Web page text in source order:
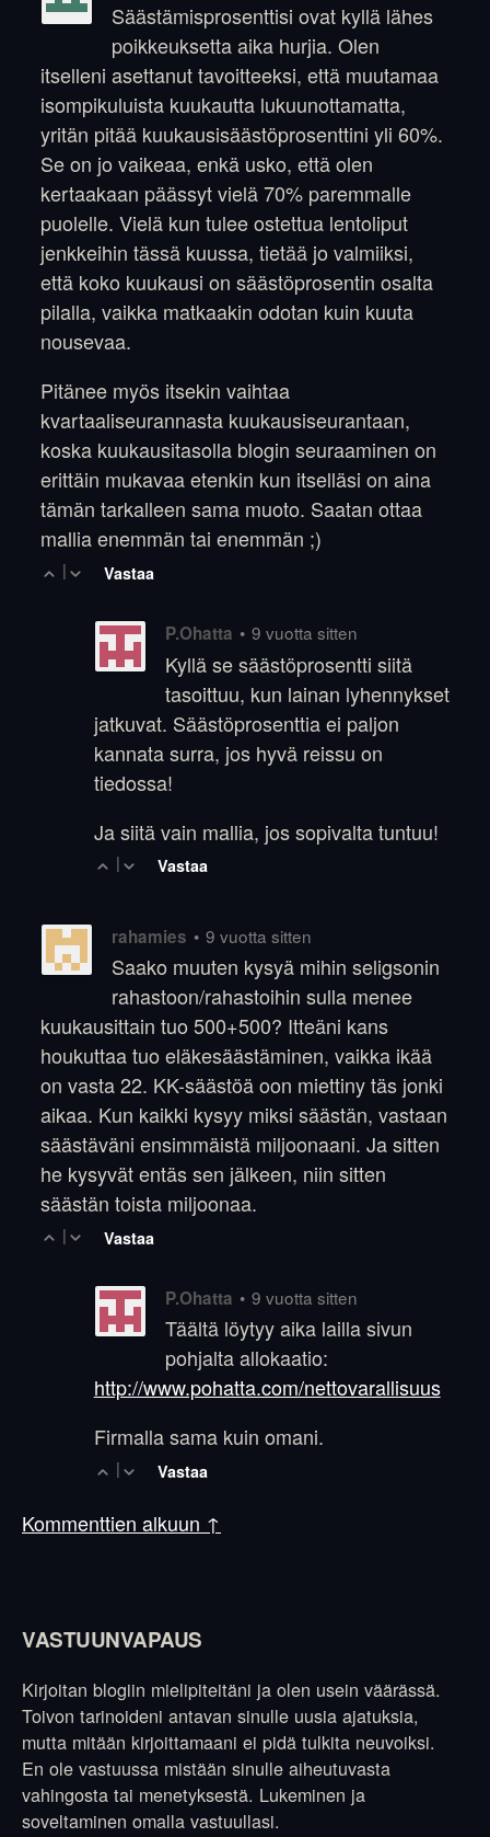
Säästämisprosenttisi ovat kyllä lähes
poikkeuksetta aika hurjia. Olen
itselleni asettanut tavoitteeksi, että muutamaa
isompikuluista kuukautta lukuunottamatta,
yritän pitää kuukausisäästöprosenttini yli 60%.
Se on jo vaikeaa, enkä usko, että olen
kertaakaan päässyt vielä 70% paremmalle
puolelle. Vielä kun tulee ostettua lentoliput
jenkkeihin tässä kuussa, tietää jo valmiiksi,
että koko kuukausi on säästöprosentin osalta
pilalla, vaikka matkaakin odotan kuin kuuta
nousevaa.
Pitänee myös itsekin vaihtaa
kvartaaliseurannasta kuukausiseurantaan,
koska kuukausitasolla blogin seuraaminen on
erittäin mukavaa etenkin kun itselläsi on aina
tämän tarkalleen sama muoto. Saatan ottaa
mallia enemmän tai enemmän ;)
| Vastaa
P.Ohatta • 9 vuotta sitten
Kyllä se säästöprosentti siitä
tasoittuu, kun lainan lyhennykset
jatkuvat. Säästöprosenttia ei paljon
kannata surra, jos hyvä reissu on
tiedossa!
Ja siitä vain mallia, jos sopivalta tuntuu!
| Vastaa
rahamies • 9 vuotta sitten
Saako muuten kysyä mihin seligsonin
rahastoon/rahastoihin sulla menee
kuukausittain tuo 500+500? Itteäni kans
houkuttaa tuo eläkesäästäminen, vaikka ikää
on vasta 22. KK-säästöä oon miettiny täs jonki
aikaa. Kun kaikki kysyy miksi säästän, vastaan
säästäväni ensimmäistä miljoonaani. Ja sitten
he kysyvät entäs sen jälkeen, niin sitten
säästän toista miljoonaa.
| Vastaa
P.Ohatta • 9 vuotta sitten
Täältä löytyy aika lailla sivun
pohjalta allokaatio:
http://www.pohatta.com/nettovarallisuus
Firmalla sama kuin omani.
| Vastaa
Kommenttien alkuun ↑
VASTUUNVAPAUS
Kirjoitan blogiin mielipiteitäni ja olen usein väärässä.
Toivon tarinoideni antavan sinulle uusia ajatuksia,
mutta mitään kirjoittamaani ei pidä tulkita neuvoiksi.
En ole vastuussa mistään sinulle aiheutuvasta
vahingosta tai menetyksestä. Lukeminen ja
soveltaminen omalla vastuullasi.